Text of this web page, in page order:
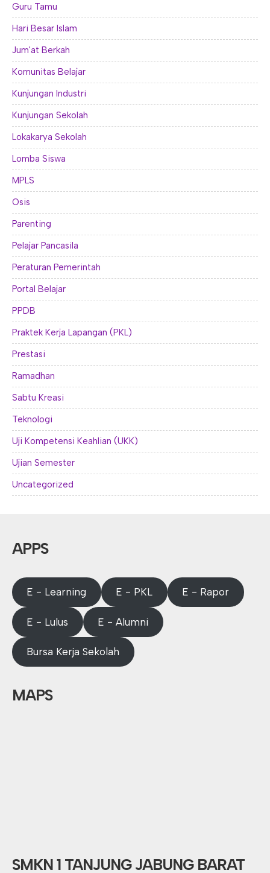
Guru Tamu
Hari Besar Islam
Jum'at Berkah
Komunitas Belajar
Kunjungan Industri
Kunjungan Sekolah
Lokakarya Sekolah
Lomba Siswa
MPLS
Osis
Parenting
Pelajar Pancasila
Peraturan Pemerintah
Portal Belajar
PPDB
Praktek Kerja Lapangan (PKL)
Prestasi
Ramadhan
Sabtu Kreasi
Teknologi
Uji Kompetensi Keahlian (UKK)
Ujian Semester
Uncategorized
APPS
E - Learning E - PKL E - Rapor
E - Lulus E - Alumni
Bursa Kerja Sekolah
MAPS
SMKN 1 TANJUNG JABUNG BARAT